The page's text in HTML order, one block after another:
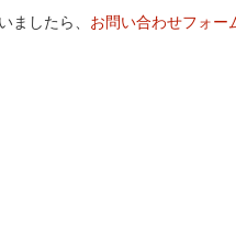
ましたら、 お問い合わせフォー